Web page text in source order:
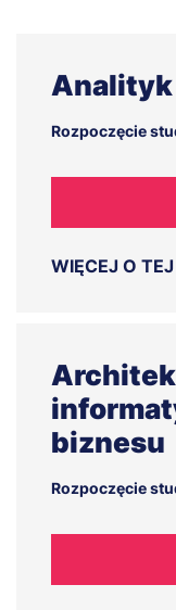
Analityk
Rozpoczęcie
WIĘCEJ O
biznesu
Rozpoczęcie